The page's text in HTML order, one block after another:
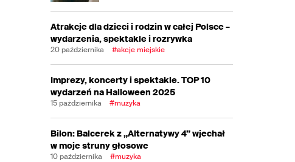
Atrakcje dla dzieci i rodzin w całej Polsce –
wydarzenia, spektakle i rozrywka
20 października #akcje miejskie
Imprezy, koncerty i spektakle. TOP 10
wydarzeń na Halloween 2025
15 października #muzyka
Bilon: Balcerek z „Alternatywy 4” wjechał
w moje struny głosowe
10 października #muzyka